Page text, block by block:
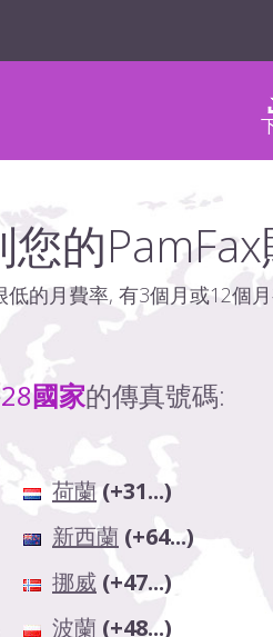
的
的月費率, 有3個月或12個
28國家的傳真號碼:
荷蘭 (+31...)
新西蘭 (+64...)
挪威 (+47...)
波蘭 (+48...)